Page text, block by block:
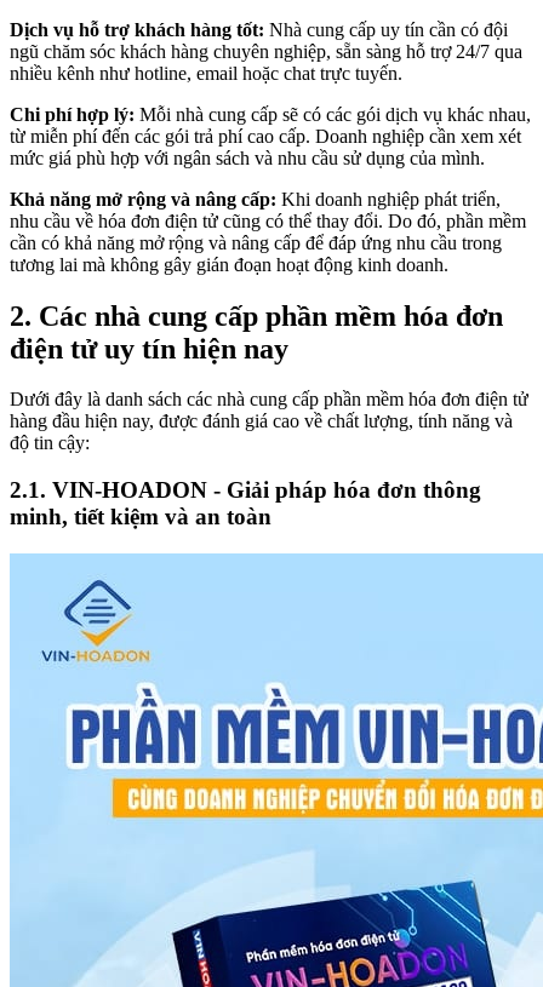
Dịch vụ hỗ trợ khách hàng tốt: Nhà cung cấp uy tín cần có đội
ngũ chăm sóc khách hàng chuyên nghiệp, sẵn sàng hỗ trợ 24/7 qua
nhiều kênh như hotline, email hoặc chat trực tuyến.
Chi phí hợp lý: Mỗi nhà cung cấp sẽ có các gói dịch vụ khác nhau,
từ miễn phí đến các gói trả phí cao cấp. Doanh nghiệp cần xem xét
mức giá phù hợp với ngân sách và nhu cầu sử dụng của mình.
Khả năng mở rộng và nâng cấp: Khi doanh nghiệp phát triển,
nhu cầu về hóa đơn điện tử cũng có thể thay đổi. Do đó, phần mềm
cần có khả năng mở rộng và nâng cấp để đáp ứng nhu cầu trong
tương lai mà không gây gián đoạn hoạt động kinh doanh.
2. Các nhà cung cấp phần mềm hóa đơn
điện tử uy tín hiện nay
Dưới đây là danh sách các nhà cung cấp phần mềm hóa đơn điện tử
hàng đầu hiện nay, được đánh giá cao về chất lượng, tính năng và
độ tin cậy:
2.1. VIN-HOADON - Giải pháp hóa đơn thông
minh, tiết kiệm và an toàn